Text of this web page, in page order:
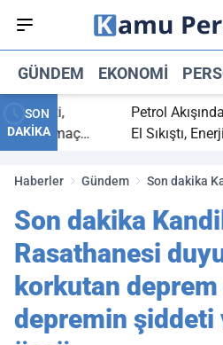
GÜNDEM EKONOMI
SON
DAKİKA
bitti,
maç
Petrol Akışında
El Sıkıştı, Enerji
Haberler Gündem
Son dakika
depremin
Son dakika
Rasathanesi
korkutan
depremin şiddeti